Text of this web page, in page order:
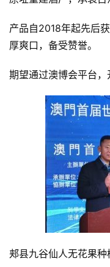
产品自2018年起先后
厚爽口，备受赞誉。
期望通过澳博会平台，
郏县九谷仙人无花果